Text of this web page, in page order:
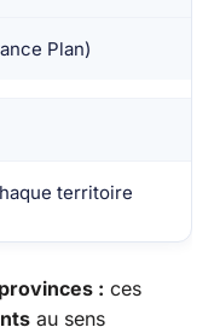
Plan)
territoire
: ces
au sens